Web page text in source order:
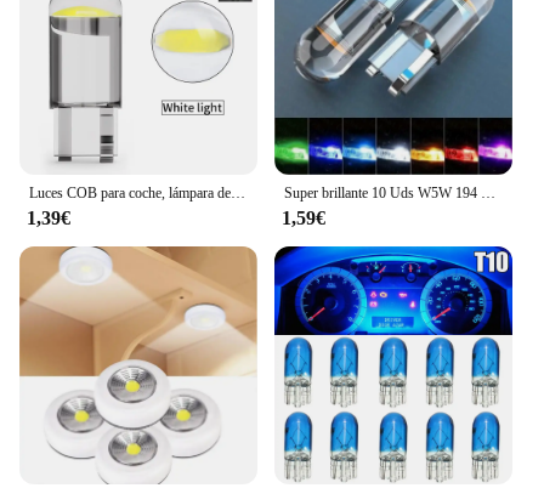
Luces COB para coche, lámpara de lectura de cúpula, color blanco, 6000K, 3000K, amarillo, T10, W5W, 24V, camión, RV, piezas interiores, 2/10X
1,39€
Super brillante 10 Uds W5W 194 T10 carcasa de cristal LED Cob bombilla de coche 6000K blanco verde azul rojo cuña lámpara de matrícula luz de techo
1,59€